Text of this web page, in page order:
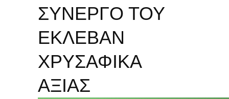
ΣΥΝΕΡΓΟ ΤΟΥ
ΕΚΛΕΒΑΝ
ΧΡΥΣΑΦΙΚΑ
ΑΞΙΑΣ